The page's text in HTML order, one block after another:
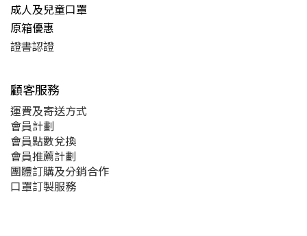
成人及兒童口罩
原箱優惠
證書認證
顧客服務
運費及寄送方式
會員計劃
會員點數兌換
會員推薦計劃
團體訂購及分銷合作
口罩訂製服務